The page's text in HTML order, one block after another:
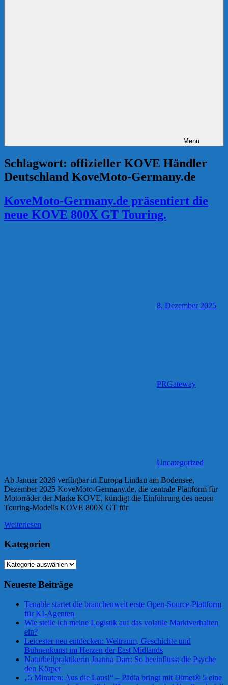
Menü
Schlagwort: offizieller KOVE Händler
Deutschland KoveMoto-Germany.de
KoveMoto-Germany.de präsentiert die
neue KOVE 800X GT Touring.
8. Dezember 2025
PRGateway
Uncategorized
Ab Januar 2026 verfügbar in Europa Lindau am Bodensee,
Dezember 2025 KoveMoto-Germany.de, die zentrale Plattform für
Motorräder der Marke KOVE, kündigt die Einführung des neuen
Touring-Modells KOVE 800X GT für
Weiterlesen
Kategorien
Kategorien
Neueste Beiträge
Tenable startet die branchenweit erste Open-Source-Plattform
für KI-Agenten
Wie stelle ich meine Logistik auf das volatile Marktverhalten
ein?
Leicester neu entdecken: Weltraum, Geschichte und
Bühnenkunst im Herzen der East Midlands
Naturheilpraktikerin Joanna Därr: So beeinflusst die Psyche
den Körper
„5 Minuten: Aus die Laus!“ – Pädia bringt mit Dimet® 5 eine